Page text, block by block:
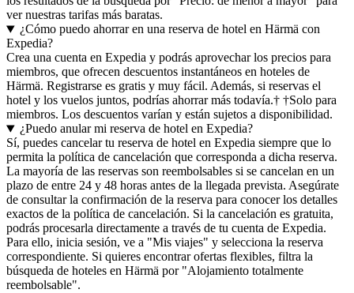
ver nuestras tarifas más baratas.
¿Cómo puedo ahorrar en una reserva de hotel en Härmä con
Expedia?
Crea una cuenta en Expedia y podrás aprovechar los precios para
miembros, que ofrecen descuentos instantáneos en hoteles de
Härmä. Registrarse es gratis y muy fácil. Además, si reservas el
hotel y los vuelos juntos, podrías ahorrar más todavía.† †Solo para
miembros. Los descuentos varían y están sujetos a disponibilidad.
¿Puedo anular mi reserva de hotel en Expedia?
Sí, puedes cancelar tu reserva de hotel en Expedia siempre que lo
permita la política de cancelación que corresponda a dicha reserva.
La mayoría de las reservas son reembolsables si se cancelan en un
plazo de entre 24 y 48 horas antes de la llegada prevista. Asegúrate
de consultar la confirmación de la reserva para conocer los detalles
exactos de la política de cancelación. Si la cancelación es gratuita,
podrás procesarla directamente a través de tu cuenta de Expedia.
Para ello, inicia sesión, ve a "Mis viajes" y selecciona la reserva
correspondiente. Si quieres encontrar ofertas flexibles, filtra la
búsqueda de hoteles en Härmä por "Alojamiento totalmente
reembolsable".